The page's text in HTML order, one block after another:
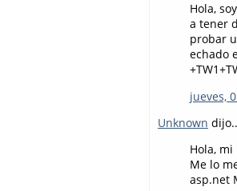
Hola,
a tener
probar
echado
jueves,
Unknown
Hola,
Me lo
asp.net